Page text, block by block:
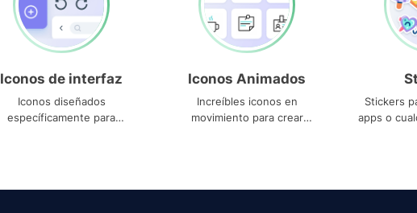
Iconos de interfaz
Iconos diseñados
específicamente para
Iconos Animados
Increíbles iconos en
movimiento para crear
Stickers
apps o